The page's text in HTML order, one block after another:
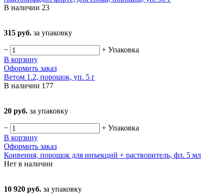
В наличии 23
315 руб. за упаковку
− + Упаковка
В корзину
Оформить заказ
Ветом 1.2, порошок, уп. 5 г
В наличии 177
20 руб. за упаковку
− + Упаковка
В корзину
Оформить заказ
Конвения, порошок для инъекций + растворитель, фл. 5 мл
Нет в наличии
10 920 руб. за упаковку